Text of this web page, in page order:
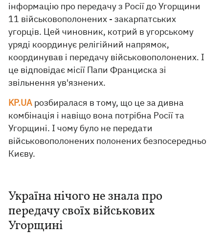
інформацію про передачу з Росії до Угорщини
11 військовополонених - закарпатських
угорців. Цей чиновник, котрий в угорському
уряді координує релігійний напрямок,
координував і передачу військовополонених. І
це відповідає місії Папи Франциска зі
звільнення ув'язнених.
KP.UA розбиралася в тому, що це за дивна
комбінація і навіщо вона потрібна Росії та
Угорщині. І чому було не передати
військовополонених полонених безпосередньо
Києву.
Україна нічого не знала про
передачу своїх військових
Угорщині